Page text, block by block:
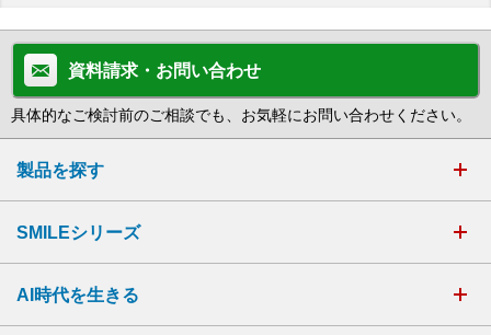
資料請求・お問い合わせ
具体的なご検討前のご相談でも、お気軽にお問い合わせください。
製品を探す
SMILEシリーズ
AI時代を生きる